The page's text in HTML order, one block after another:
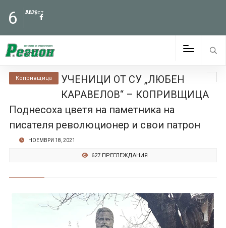
6 Август
2026
Копривщица
УЧЕНИЦИ ОТ СУ „ЛЮБЕН
КАРАВЕЛОВ“ – КОПРИВЩИЦА
Поднесоха цветя на паметника на
писателя революционер и свои патрон
НОЕМВРИ 18, 2021
627 ПРЕГЛЕЖДАНИЯ